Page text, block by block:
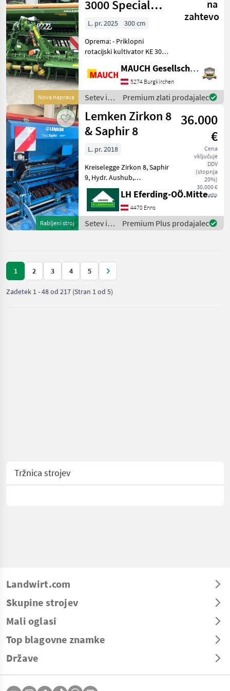
Nova naprava
3000 Special
ECOLINE+ KE
3002-190
Rotamix
na
zahtevo
L. pr. 2025
300 cm
Oprema: - Priklopni
rotacijski kultivator KE 3002
Walterscheid P500 - tog
stranski ščit - klinični valj
KW 3000 - 520 - 125 -
komplet nosiln
MAUCH Gesellschaft m.b.H. & Co.KG
5274 Burgkirchen
Setev in
nega /
Amazone
Premium zlati prodajalec
Rabljeni stroj
Lemken Zirkon 8
& Saphir 8
36.000
€
Cena
vključuje
DDV
(stopnja
20%)
30.000 €
neto
L. pr. 2018
Kreiselegge Zirkon 8, Saphir
9, Hydr. Aushub,
Andruckrolle, Beleuchtung,
elektrischer Antrieb Setev
in nega Setvena
kombinacija
LH Eferding-OÖ.Mitte, Enns
4470 Enns
Setev in
nega /
Premium Plus prodajalec
1 2 3 4 5
Zadetek 1-48od 217 (Stran 1 od 5)
Tržnica strojev
Landwirt.com
Skupine strojev
Mali oglasi
Top blagovne znamke
Države